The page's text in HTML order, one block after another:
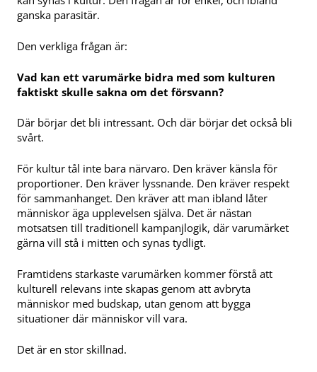
ganska parasitär.
Den verkliga frågan är:
Vad kan ett varumärke bidra med som kulturen
faktiskt skulle sakna om det försvann?
Där börjar det bli intressant. Och där börjar det också bli
svårt.
För kultur tål inte bara närvaro. Den kräver känsla för
proportioner. Den kräver lyssnande. Den kräver respekt
för sammanhanget. Den kräver att man ibland låter
människor äga upplevelsen själva. Det är nästan
motsatsen till traditionell kampanjlogik, där varumärket
gärna vill stå i mitten och synas tydligt.
Framtidens starkaste varumärken kommer förstå att
kulturell relevans inte skapas genom att avbryta
människor med budskap, utan genom att bygga
situationer där människor vill vara.
Det är en stor skillnad.